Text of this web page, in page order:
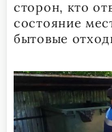
сторон, кто
состояние
бытовые